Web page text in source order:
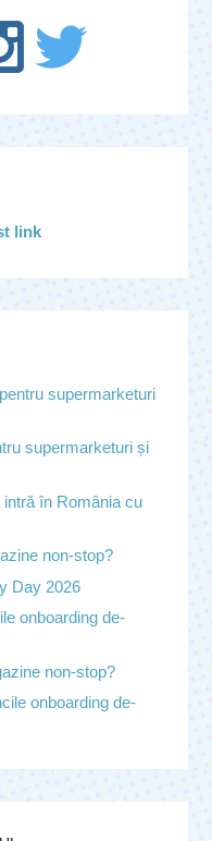
link
supermarketuri
supermarketuri și
în România cu
non-stop?
Day 2026
onboarding de-
non-stop?
onboarding de-